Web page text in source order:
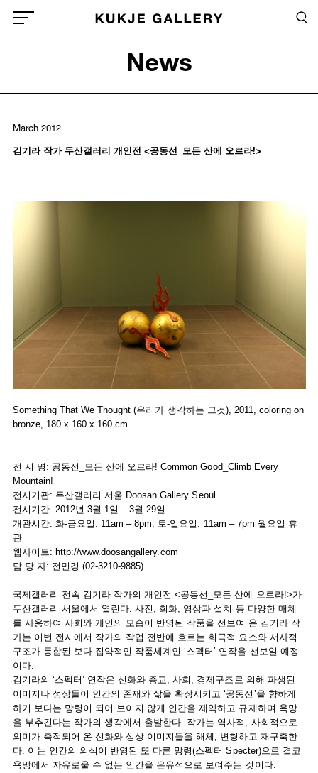
Skip to main content
Global Menu Open Button
News
March 2012
김기라 작가 두산갤러리 개인전 <공동선_모든 산에 오르라!>
Something That We Thought (우리가 생각하는 그것), 2011, coloring on
bronze, 180 x 160 x 160 cm
전 시 명: 공동선_모든 산에 오르라! Common Good_Climb Every
Mountain!
전시기관: 두산갤러리 서울 Doosan Gallery Seoul
전시기간: 2012년 3월 1일 – 3월 29일
개관시간: 화-금요일: 11am – 8pm, 토-일요일: 11am – 7pm 월요일 휴
관
웹사이트: http://www.doosangallery.com
담 당 자: 전민경 (02-3210-9885)
국제갤러리 전속 김기라 작가의 개인전 <공동선_모든 산에 오르라!>가
두산갤러리 서울에서 열린다. 사진, 회화, 영상과 설치 등 다양한 매체
를 사용하여 사회와 개인의 모습이 반영된 작품을 선보여 온 김기라 작
가는 이번 전시에서 작가의 작업 전반에 흐르는 희극적 요소와 서사적
구조가 통합된 보다 집약적인 작품세계인 ‘스펙터’ 연작을 선보일 예정
이다.
김기라의 ‘스펙터’ 연작은 신화와 종교, 사회, 경제구조로 의해 파생된
이미지나 성상들이 인간의 존재와 삶을 확장시키고 ‘공동선’을 향하게
하기 보다는 망령이 되어 보이지 않게 인간을 제약하고 규제하며 욕망
을 부추긴다는 작가의 생각에서 출발한다. 작가는 역사적, 사회적으로
의미가 축적되어 온 신화와 성상 이미지들을 해체, 변형하고 재구축한
다. 이는 인간의 의식이 반영된 또 다른 망령(스펙터 Specter)으로 결코
욕망에서 자유로울 수 없는 인간을 은유적으로 보여주는 것이다.